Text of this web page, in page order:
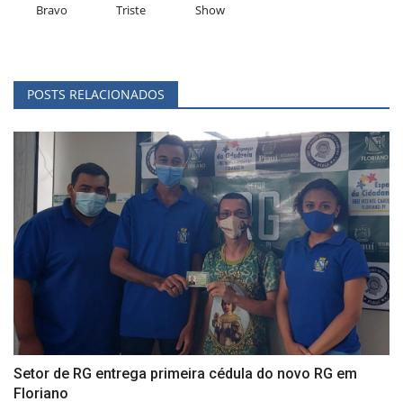
Bravo Triste Show
POSTS RELACIONADOS
Setor de RG entrega primeira cédula do novo RG em
Floriano